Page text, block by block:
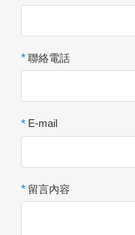
*聯絡電話
* E-mail
* 留言內容